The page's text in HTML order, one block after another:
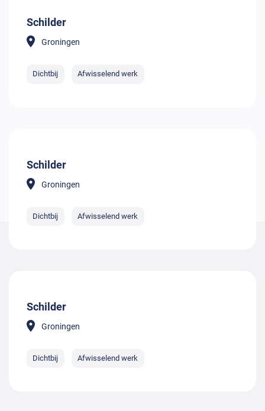
Schilder
Groningen
Dichtbij Afwisselend werk
Schilder
Groningen
Dichtbij Afwisselend werk
Schilder
Groningen
Dichtbij Afwisselend werk